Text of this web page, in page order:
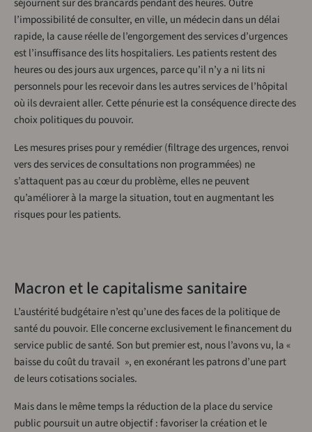
séjournent sur des brancards pendant des heures. Outre
l’impossibilité de consulter, en ville, un médecin dans un délai
rapide, la cause réelle de l’engorgement des services d’urgences
est l’insuffisance des lits hospitaliers. Les patients restent des
heures ou des jours aux urgences, parce qu’il n’y a ni lits ni
personnels pour les recevoir dans les autres services de l’hôpital
où ils devraient aller. Cette pénurie est la conséquence directe des
choix politiques du pouvoir.
Les mesures prises pour y remédier (filtrage des urgences, renvoi
vers des services de consultations non programmées) ne
s’attaquent pas au cœur du problème, elles ne peuvent
qu’améliorer à la marge la situation, tout en augmentant les
risques pour les patients.
Macron et le capitalisme sanitaire
L’austérité budgétaire n’est qu’une des faces de la politique de
santé du pouvoir. Elle concerne exclusivement le financement du
service public de santé. Son but premier est, nous l’avons vu, la «
baisse du coût du travail », en exonérant les patrons d’une part
de leurs cotisations sociales.
Mais dans le même temps la réduction de la place du service
public poursuit un autre objectif : favoriser la création et le